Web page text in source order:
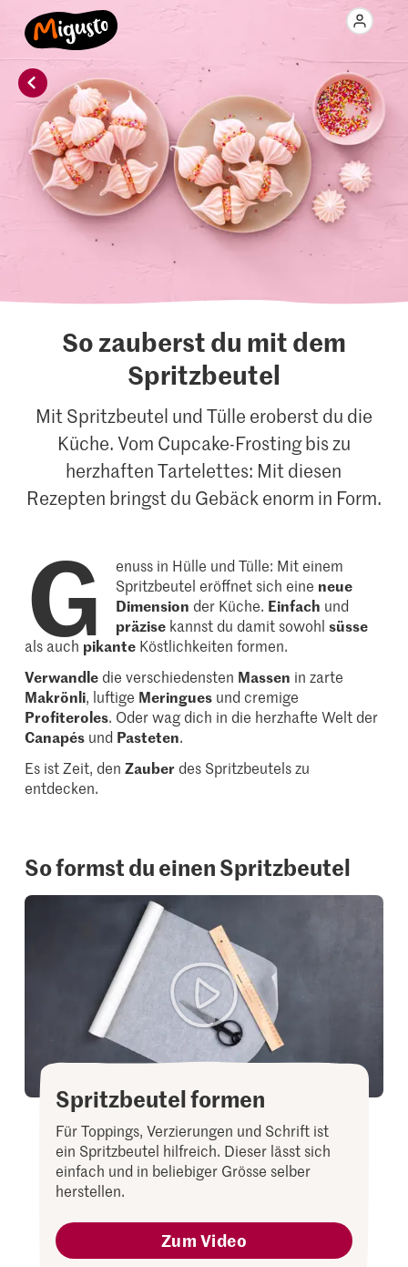
So zauberst du mit dem
Spritzbeutel
Mit Spritzbeutel und Tülle eroberst du die
Küche. Vom Cupcake-Frosting bis zu
herzhaften Tartelettes: Mit diesen
Rezepten bringst du Gebäck enorm in Form.
G
enuss in Hülle und Tülle: Mit einem
Spritzbeutel eröffnet sich eine neue
Dimension der Küche. Einfach und
präzise kannst du damit sowohlsüsse
als auch pikante Köstlichkeiten formen.
Verwandle die verschiedensten Massen in zarte
Makrönli, luftige Meringues und cremige
Profiteroles. Oder wag dich in die herzhafte Welt der
Canapés und Pasteten.
Es ist Zeit, denZauber des Spritzbeutels zu
entdecken.
So formst du einen Spritzbeutel
Spritzbeutel formen
Für Toppings, Verzierungen und Schrift ist
ein Spritzbeutel hilfreich. Dieser lässt sich
einfach und in beliebiger Grösse selber
herstellen.
Zum Video